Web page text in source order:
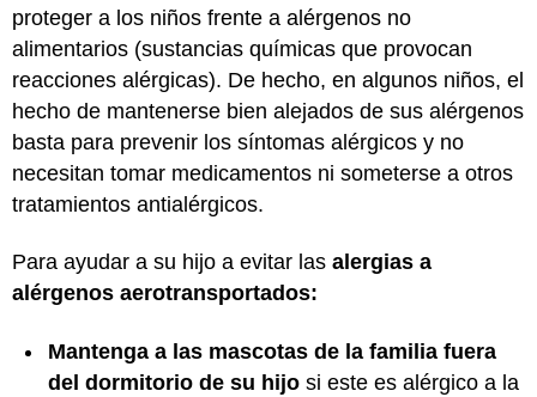
proteger a los niños frente a alérgenos no
alimentarios (sustancias químicas que provocan
reacciones alérgicas). De hecho, en algunos niños, el
hecho de mantenerse bien alejados de sus alérgenos
basta para prevenir los síntomas alérgicos y no
necesitan tomar medicamentos ni someterse a otros
tratamientos antialérgicos.
Para ayudar a su hijo a evitar las alergias a
alérgenos aerotransportados:
Mantenga a las mascotas de la familia fuera
del dormitorio de su hijo si este es alérgico a la